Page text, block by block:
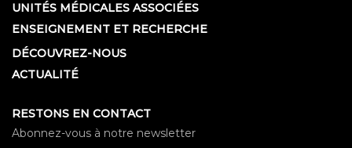
UNITÉS MÉDICALES ASSOCIÉES
ENSEIGNEMENT ET RECHERCHE
DÉCOUVREZ-NOUS
ACTUALITÉ
RESTONS EN CONTACT
Abonnez-vous à notre newsletter